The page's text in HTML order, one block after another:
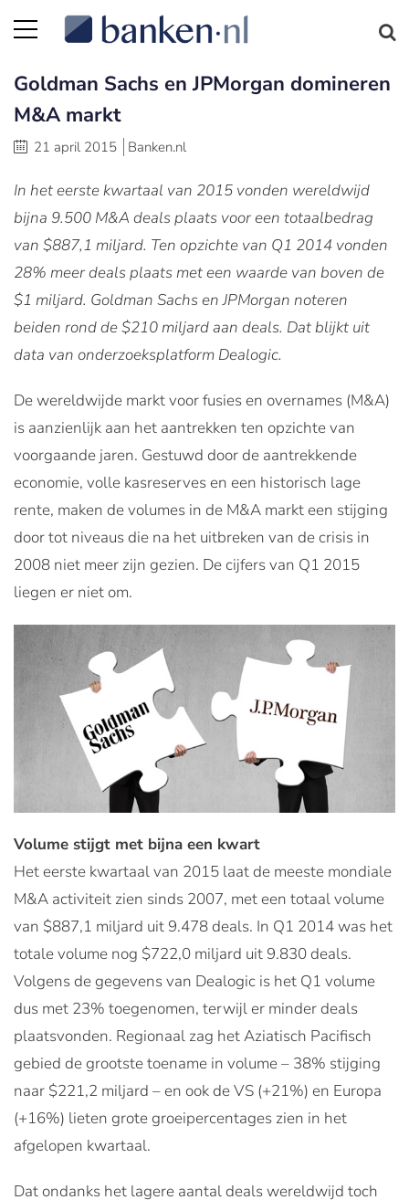
Goldman Sachs en JPMorgan domineren
M&A markt
21 april 2015 Banken.nl
In het eerste kwartaal van 2015 vonden wereldwijd
bijna 9.500 M&A deals plaats voor een totaalbedrag
van $887,1 miljard. Ten opzichte van Q1 2014 vonden
28% meer deals plaats met een waarde van boven de
$1 miljard. Goldman Sachs en JPMorgan noteren
beiden rond de $210 miljard aan deals. Dat blijkt uit
data van onderzoeksplatform Dealogic.
De wereldwijde markt voor fusies en overnames (M&A)
is aanzienlijk aan het aantrekken ten opzichte van
voorgaande jaren. Gestuwd door de aantrekkende
economie, volle kasreserves en een historisch lage
rente, maken de volumes in de M&A markt een stijging
door tot niveaus die na het uitbreken van de crisis in
2008 niet meer zijn gezien. De cijfers van Q1 2015
liegen er niet om.
Volume stijgt met bijna een kwart
Het eerste kwartaal van 2015 laat de meeste mondiale
M&A activiteit zien sinds 2007, met een totaal volume
van $887,1 miljard uit 9.478 deals. In Q1 2014 was het
totale volume nog $722,0 miljard uit 9.830 deals.
Volgens de gegevens van Dealogic is het Q1 volume
dus met 23% toegenomen, terwijl er minder deals
plaatsvonden. Regionaal zag het Aziatisch Pacifisch
gebied de grootste toename in volume – 38% stijging
naar $221,2 miljard – en ook de VS (+21%) en Europa
(+16%) lieten grote groeipercentages zien in het
afgelopen kwartaal.
Dat ondanks het lagere aantal deals wereldwijd toch